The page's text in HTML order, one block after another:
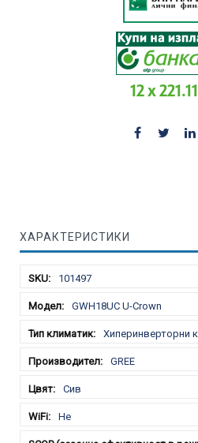
12 x
ХАРАКТЕРИСТИКИ
101497
GWH18UC U-Crown
Хиперинверторни
GREE
Сив
Не